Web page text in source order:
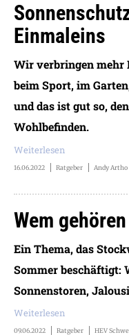
Einmaleins
Wir verbringen mehr
beim Sport, im
und das ist gut so,
Wohlbefinden.
Weiterlesen
16.06.2022 Ratgeber Andy Artho
Wem
Ein Thema, das
Sommer beschäftigt:
Sonnenstoren,
Weiterlesen
09.06.2022 Ratgeber HEV